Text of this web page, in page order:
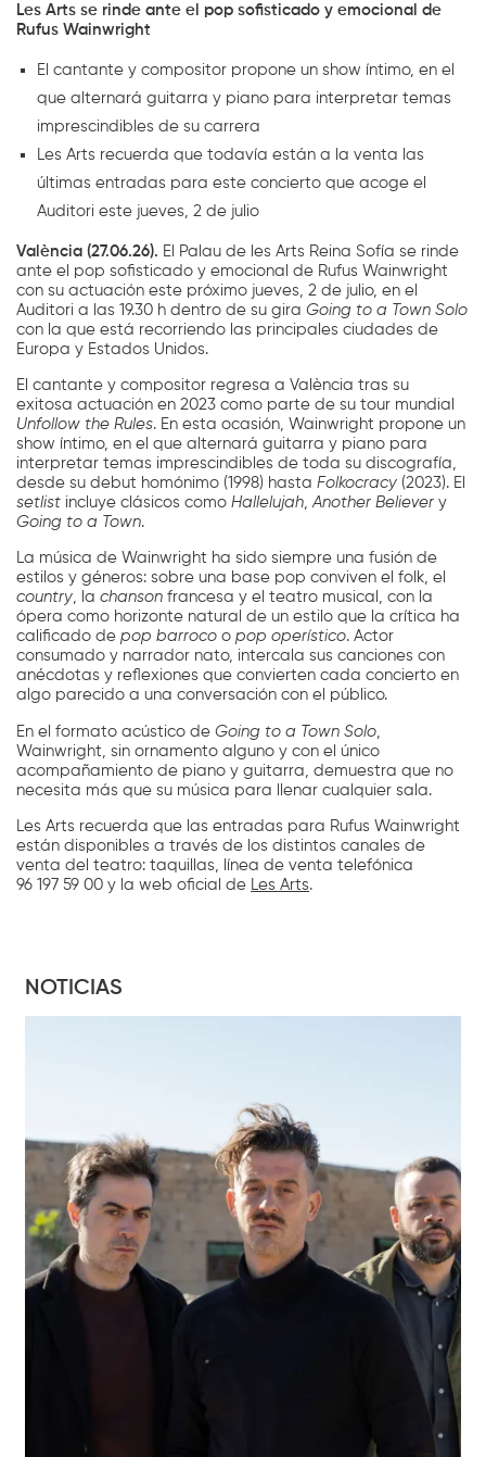
Les Arts se rinde ante el pop sofisticado y emocional de
Rufus Wainwright
El cantante y compositor propone un show íntimo, en el
que alternará guitarra y piano para interpretar temas
imprescindibles de su carrera
Les Arts recuerda que todavía están a la venta las
últimas entradas para este concierto que acoge el
Auditori este jueves, 2 de julio
València (27.06.26). El Palau de les Arts Reina Sofía se rinde
ante el pop sofisticado y emocional de Rufus Wainwright
con su actuación este próximo jueves, 2 de julio, en el
Auditori a las 19.30 h dentro de su giraGoing to a Town Solo
con la que está recorriendo las principales ciudades de
Europa y Estados Unidos.
El cantante y compositor regresa a València tras su
exitosa actuación en 2023 como parte de su tour mundial
Unfollow the Rules. En esta ocasión, Wainwright propone un
show íntimo, en el que alternará guitarra y piano para
interpretar temas imprescindibles de toda su discografía,
desde su debut homónimo (1998) hastaFolkocracy (2023). El
setlist incluye clásicos comoHallelujah,Another Believer y
Going to a Town.
La música de Wainwright ha sido siempre una fusión de
estilos y géneros: sobre una base pop conviven el folk, el
country, lachanson francesa y el teatro musical, con la
ópera como horizonte natural de un estilo que la crítica ha
calificado depop barroco opop operístico. Actor
consumado y narrador nato, intercala sus canciones con
anécdotas y reflexiones que convierten cada concierto en
algo parecido a una conversación con el público.
En el formato acústico deGoing to a Town Solo
Wainwright, sin ornamento alguno y con el único
acompañamiento de piano y guitarra, demuestra que no
necesita más que su música para llenar cualquier sala.
Les Arts recuerda que las entradas para Rufus Wainwright
están disponibles a través de los distintos canales de
venta del teatro: taquillas, línea de venta telefónica
96 197 59 00 y la web oficial de
Les Arts.
NOTICIAS